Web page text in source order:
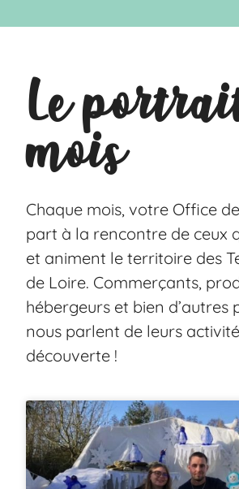
Le
mois
Chaque mois, votre Office
part à la rencontre de ceux
et animent le territoire des
de Loire. Commerçants,
hébergeurs et bien d’autres
nous parlent de leurs
découverte !